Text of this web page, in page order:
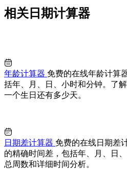
相关日期计算器
年龄计算器 免费的在线年龄计算
括年、月、日、小时和分钟。了
一个生日还有多少天。
日期差计算器 免费的在线日期差
的精确时间差，包括年、月、日
总周数和详细时间分析。